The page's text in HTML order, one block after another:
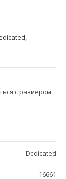
с размером.
Dedicated
16661